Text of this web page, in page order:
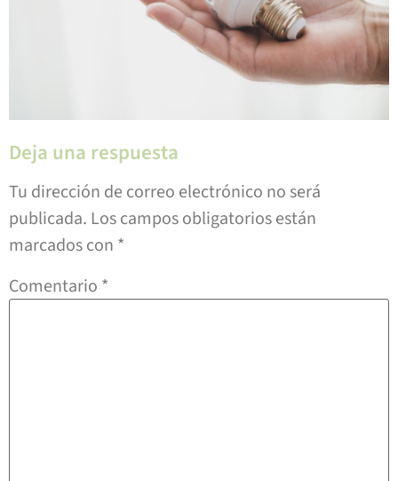
Deja una respuesta
Tu dirección de correo electrónico no será
publicada. Los campos obligatorios están
marcados con *
Comentario *